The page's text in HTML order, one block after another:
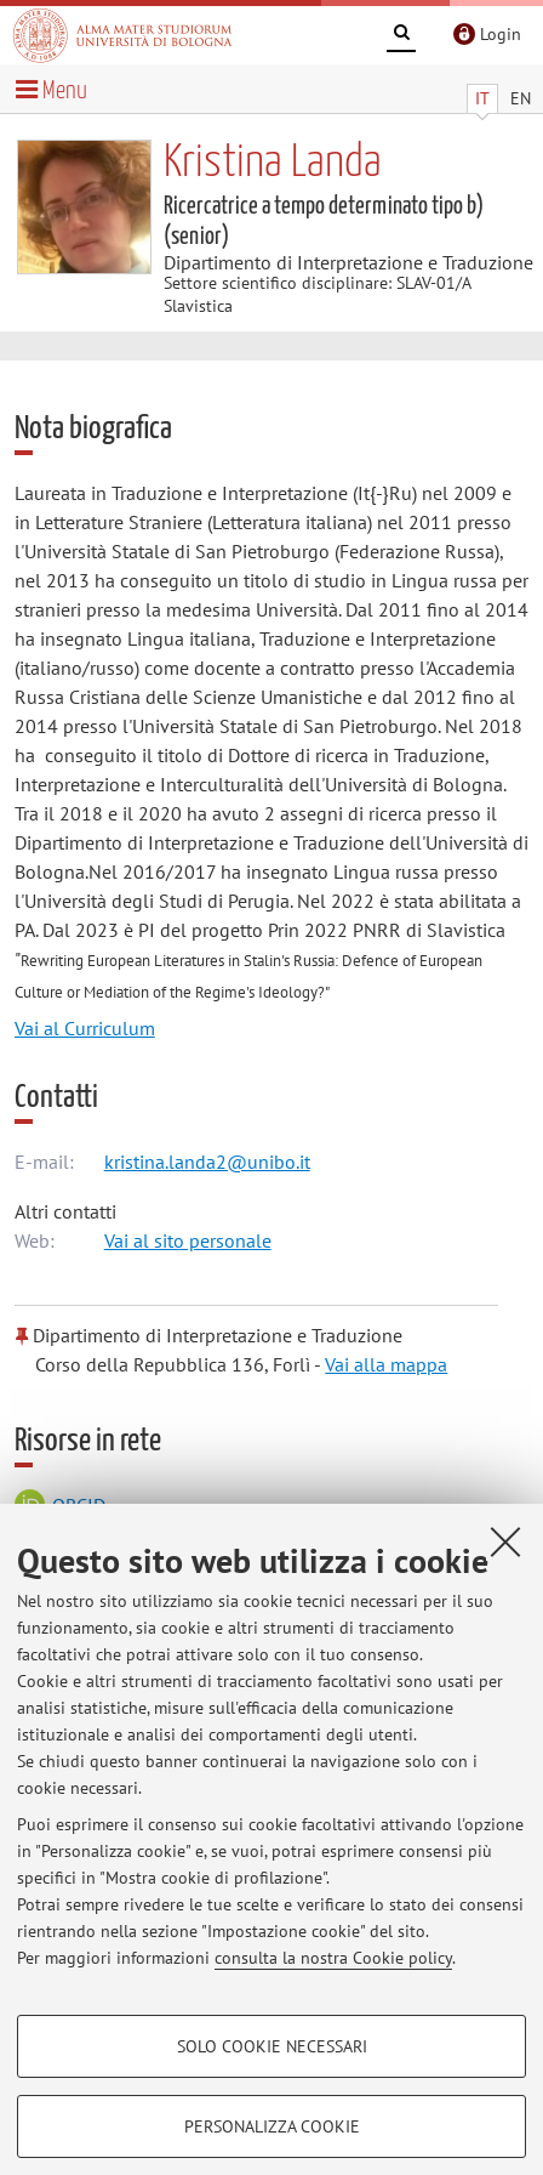
Questo sito web utilizza i cookie
Nel nostro sito utilizziamo sia cookie tecnici necessari per il suo
funzionamento, sia cookie e altri strumenti di tracciamento
facoltativi che potrai attivare solo con il tuo consenso.
Cookie e altri strumenti di tracciamento facoltativi sono usati per
analisi statistiche, misure sull'efficacia della comunicazione
istituzionale e analisi dei comportamenti degli utenti.
Se chiudi questo banner continuerai la navigazione solo con i
cookie necessari.
Puoi esprimere il consenso sui cookie facoltativi attivando l'opzione
in "Personalizza cookie" e, se vuoi, potrai esprimere consensi più
specifici in "Mostra cookie di profilazione".
Potrai sempre rivedere le tue scelte e verificare lo stato dei consensi
rientrando nella sezione "Impostazione cookie" del sito.
Per maggiori informazioni consulta la nostra Cookie policy.
COOKIE DI PROFILAZIONE - FACOLTATIVI
SOLO COOKIE NECESSARI
PERSONALIZZA COOKIE
Login
IT EN
Menu
Kristina Landa
Ricercatrice a tempo determinato tipo b)
(senior)
Dipartimento di Interpretazione e Traduzione
Settore scientifico disciplinare: SLAV-01/A
Slavistica
Nota biografica
Laureata in Traduzione e Interpretazione (It{-}Ru) nel 2009 e
in Letterature Straniere (Letteratura italiana) nel 2011 presso
l'Università Statale di San Pietroburgo (Federazione Russa),
nel 2013 ha conseguito un titolo di studio in Lingua russa per
stranieri presso la medesima Università. Dal 2011 fino al 2014
ha insegnato Lingua italiana, Traduzione e Interpretazione
(italiano/russo) come docente a contratto presso l'Accademia
Russa Cristiana delle Scienze Umanistiche e dal 2012 fino al
2014 presso l'Università Statale di San Pietroburgo. Nel 2018
ha conseguito il titolo di Dottore di ricerca in Traduzione,
Interpretazione e Interculturalità dell'Università di Bologna.
Tra il 2018 e il 2020 ha avuto 2 assegni di ricerca presso il
Dipartimento di Interpretazione e Traduzione dell'Università di
Bologna.Nel 2016/2017 ha insegnato Lingua russa presso
l'Università degli Studi di Perugia. Nel 2022 è stata abilitata a
PA. Dal 2023 è PI del progetto Prin 2022 PNRR di Slavistica
"Rewriting European Literatures in Stalin's Russia: Defence of European
Culture or Mediation of the Regime's Ideology?"
Vai al Curriculum
Contatti
E-mail: kristina.landa2@unibo.it
Altri contatti
Web:
Vai al sito personale
Dipartimento di Interpretazione e Traduzione
Corso della Repubblica 136, Forlì -Vai alla mappa
Risorse in rete
ORCID
Orario di ricevimento
Il ricevimento si svolgerà il giovedì, dalle 13.45 alle 14.45,
presso lo Studio di Russo del Palazzo Montanari, e in ogni
caso dovrà esseresempreconcordato tramite e-mail
kristina.landa2@unibo.it.
Ultimi avvisi
LEZIONI ONLINE
Pubblicato il: 05 marzo 2020
Area riservata
Accedi tramiteloginper gestire tutti i contenuti del sito.